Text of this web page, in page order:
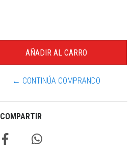
← CONTINÚA COMPRANDO
COMPARTIR